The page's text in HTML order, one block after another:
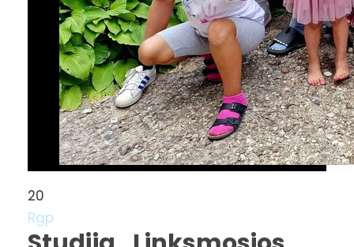
20
Rgp